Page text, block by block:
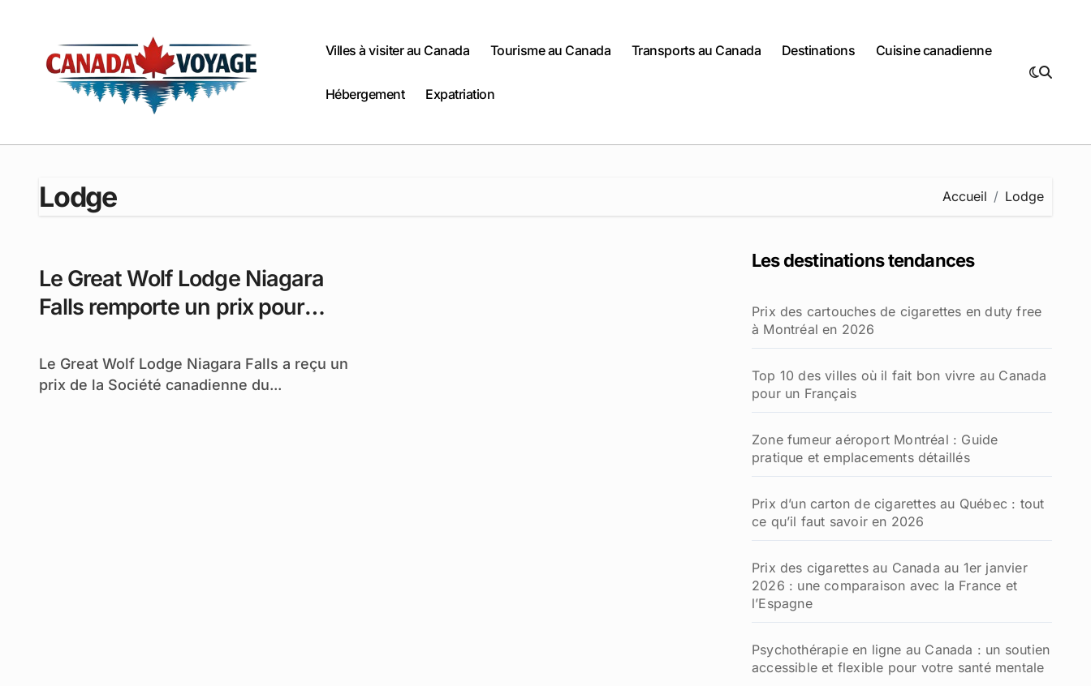
Villes à visiter au Canada Tourisme au Canada Transports au Canada Destinations Cuisine canadienne
Hébergement Expatriation
Lodge Accueil Lodge
Le Great Wolf Lodge Niagara
Falls remporte un prix pour
humaines
Le Great Wolf Lodge Niagara Falls a reçu un
prix de la Société canadienne du...
Les destinations tendances
Prix des cartouches de cigarettes en duty free
à Montréal en 2026
Top 10 des villes où il fait bon vivre au Canada
pour un Français
Zone fumeur aéroport Montréal : Guide
pratique et emplacements détaillés
Prix d’un carton de cigarettes au Québec : tout
ce qu’il faut savoir en 2026
Prix des cigarettes au Canada au 1er janvier
2026 : une comparaison avec la France et
l’Espagne
Psychothérapie en ligne au Canada : un soutien
accessible et flexible pour votre santé mentale